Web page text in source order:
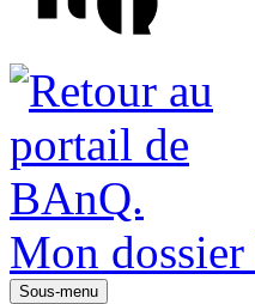
Mon dossier
Sous-menu